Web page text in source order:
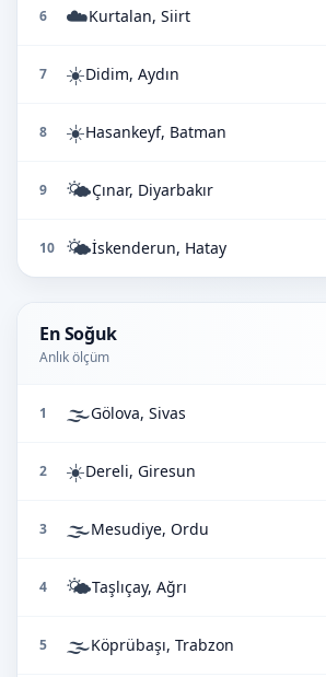
6 ☁️Kurtalan, Siirt
7 ☀️Didim, Aydın
8 ☀️Hasankeyf, Batman
9 🌤️Çınar, Diyarbakır
10 🌤️İskenderun, Hatay
En Soğuk
Anlık ölçüm
1 🌫️Gölova, Sivas
2 ☀️Dereli, Giresun
3 🌫️Mesudiye, Ordu
4 🌤️Taşlıçay, Ağrı
5 🌫️Köprübaşı, Trabzon